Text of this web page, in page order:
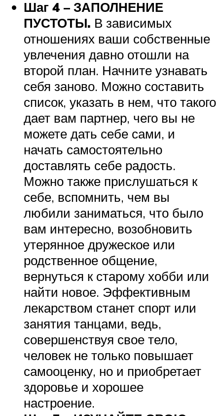
Шаг 4 – ЗАПОЛНЕНИЕ
ПУСТОТЫ. В зависимых
отношениях ваши собственные
увлечения давно отошли на
второй план. Начните узнавать
себя заново. Можно составить
список, указать в нем, что такого
дает вам партнер, чего вы не
можете дать себе сами, и
начать самостоятельно
доставлять себе радость.
Можно также прислушаться к
себе, вспомнить, чем вы
любили заниматься, что было
вам интересно, возобновить
утерянное дружеское или
родственное общение,
вернуться к старому хобби или
найти новое. Эффективным
лекарством станет спорт или
занятия танцами, ведь,
совершенствуя свое тело,
человек не только повышает
самооценку, но и приобретает
здоровье и хорошее
настроение.